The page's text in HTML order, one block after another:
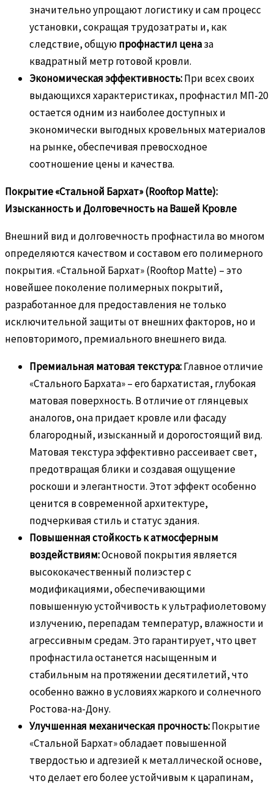
значительно упрощают логистику и сам процесс
установки, сокращая трудозатраты и, как
следствие, общуюпрофнастил ценаза
квадратный метр готовой кровли.
Экономическая эффективность:При всех своих
выдающихся характеристиках, профнастил МП-20
остается одним из наиболее доступных и
экономически выгодных кровельных материалов
на рынке, обеспечивая превосходное
соотношение цены и качества.
Покрытие «Стальной Бархат» (Rooftop Matte):
Изысканность и Долговечность на Вашей Кровле
Внешний вид и долговечность профнастила во многом
определяются качеством и составом его полимерного
покрытия. «Стальной Бархат» (Rooftop Matte) – это
новейшее поколение полимерных покрытий,
разработанное для предоставления не только
исключительной защиты от внешних факторов, но и
неповторимого, премиального внешнего вида.
Премиальная матовая текстура:Главное отличие
«Стального Бархата» – его бархатистая, глубокая
матовая поверхность. В отличие от глянцевых
аналогов, она придает кровле или фасаду
благородный, изысканный и дорогостоящий вид.
Матовая текстура эффективно рассеивает свет,
предотвращая блики и создавая ощущение
роскоши и элегантности. Этот эффект особенно
ценится в современной архитектуре,
подчеркивая стиль и статус здания.
Повышенная стойкость к атмосферным
воздействиям:Основой покрытия является
высококачественный полиэстер с
модификациями, обеспечивающими
повышенную устойчивость к ультрафиолетовому
излучению, перепадам температур, влажности и
агрессивным средам. Это гарантирует, что цвет
профнастила останется насыщенным и
стабильным на протяжении десятилетий, что
особенно важно в условиях жаркого и солнечного
Ростова-на-Дону.
Улучшенная механическая прочность:Покрытие
«Стальной Бархат» обладает повышенной
твердостью и адгезией к металлической основе,
что делает его более устойчивым к царапинам,